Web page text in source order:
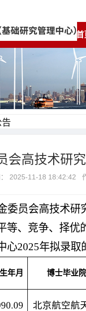
首
会高技术研
： 2025-11-18 18:42:42
委员会高技术研
等、竞争、择
心2025年拟录
年月 博士毕业
北京航空航